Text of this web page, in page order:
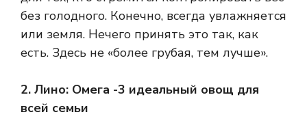
без голодного. Конечно, всегда увлажняется
или земля. Нечего принять это так, как
есть. Здесь не «более грубая, тем лучше».
2. Лино: Омега -3 идеальный овощ для
всей семьи